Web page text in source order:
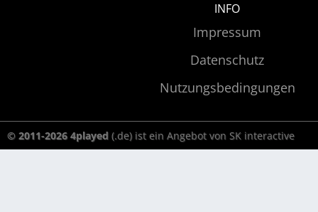
INFO
Impressum
Datenschutz
Nutzungsbedingungen
© 2011-2026 4played (.de) ist ein Angebot von SK interactive